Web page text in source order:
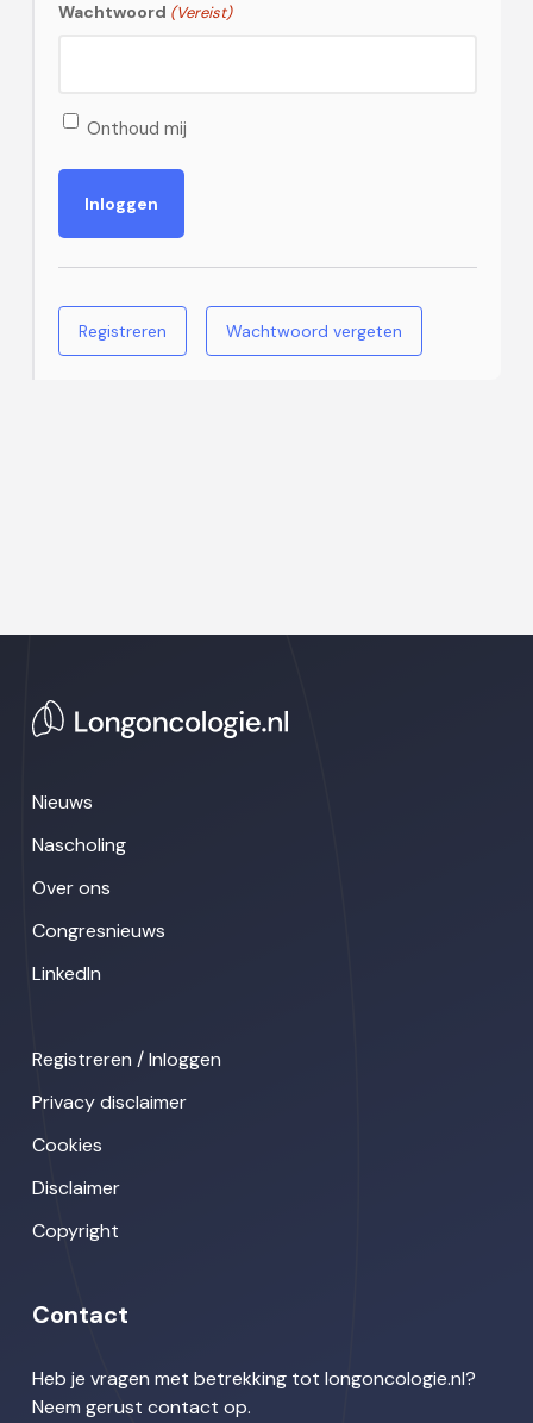
Wachtwoord (Vereist)
Onthoud mij
Registreren Wachtwoord vergeten
Nieuws
Nascholing
Over ons
Congresnieuws
LinkedIn
Registreren / Inloggen
Privacy disclaimer
Cookies
Disclaimer
Copyright
Contact
Heb je vragen met betrekking tot longoncologie.nl?
Neem gerust contact op.